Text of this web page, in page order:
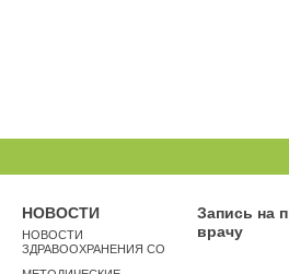
НОВОСТИ
НОВОСТИ
ЗДРАВООХРАНЕНИЯ СО
Запись на
врачу